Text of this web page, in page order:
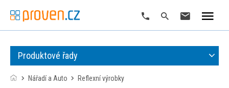
Produktové řady
Nářadí a Auto reflexní výrobky